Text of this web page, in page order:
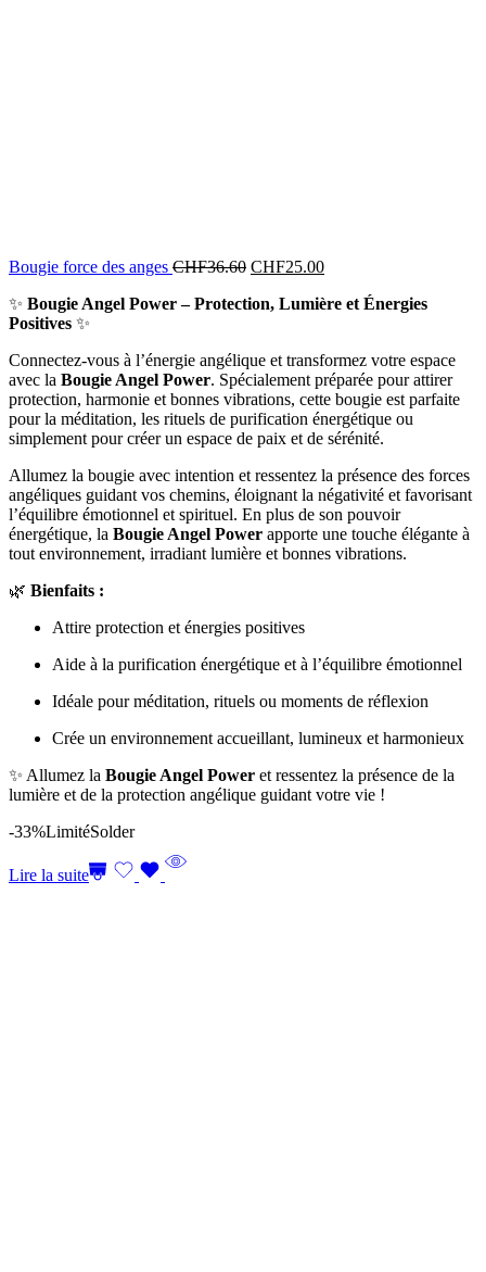
Bougie force des anges CHF36.60 CHF25.00
✨ Bougie Angel Power – Protection, Lumière et Énergies
Positives ✨
Connectez-vous à l’énergie angélique et transformez votre espace
avec la Bougie Angel Power. Spécialement préparée pour attirer
protection, harmonie et bonnes vibrations, cette bougie est parfaite
pour la méditation, les rituels de purification énergétique ou
simplement pour créer un espace de paix et de sérénité.
Allumez la bougie avec intention et ressentez la présence des forces
angéliques guidant vos chemins, éloignant la négativité et favorisant
l’équilibre émotionnel et spirituel. En plus de son pouvoir
énergétique, la Bougie Angel Power apporte une touche élégante à
tout environnement, irradiant lumière et bonnes vibrations.
🌿 Bienfaits :
Attire protection et énergies positives
Aide à la purification énergétique et à l’équilibre émotionnel
Idéale pour méditation, rituels ou moments de réflexion
Crée un environnement accueillant, lumineux et harmonieux
✨ Allumez la Bougie Angel Power et ressentez la présence de la
lumière et de la protection angélique guidant votre vie !
-33%LimitéSolder
Lire la suite